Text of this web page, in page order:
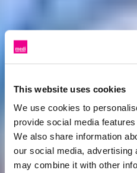
This website uses cookies
We use cookies to
provide social media
We also share information
our social media, advertising
may combine it with other